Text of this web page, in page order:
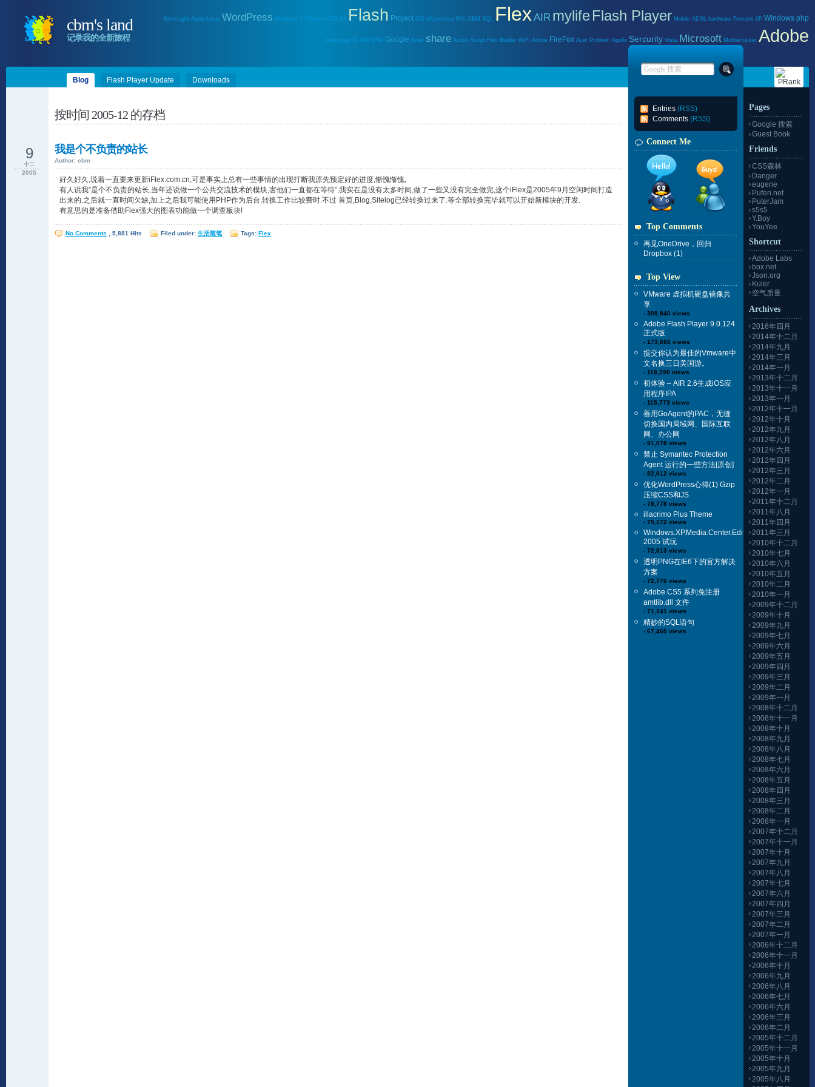
SilverLight Apple Linux WordPress Windows 7 VMware CS3 IM Flash Project iOS eXperience RIA OEM SQL Flex AIR mylifeFlash Player Mobile ADSL hardware Tencent XP Windows php
Javascript IE AMFPHP Google Boler share Action Script Flex Builder WiFi Article FireFox Acer Problem Apollo Sercurity Vista Microsoft Motherfucker Adobe
cbm's land
记录我的全新旅程
Blog Flash Player Update Downloads
按时间 2005-12 的存档
我是个不负责的站长
Author: cbm
9
十二
2005
好久好久,说着一直要来更新iFlex.com.cn,可是事实上总有一些事情的出现打断我原先预定好的进度,惭愧惭愧,
有人说我”是个不负责的站长,当年还说做一个公共交流技术的模块,害他们一直都在等待”,我实在是没有太多时间,做了一些又没有完全做完,这个iFlex是2005年9月空闲时间打造
出来的.之后就一直时间欠缺,加上之后我可能使用PHP作为后台,转换工作比较费时.不过 首页,Blog,Sitelog已经转换过来了.等全部转换完毕就可以开始新模块的开发.
有意思的是准备借助Flex强大的图表功能做一个调查板块!
No Comments , 5,881 Hits Filed under: 生活随笔 Tags: Flex
Entries(RSS)
Comments(RSS)
Connect Me
Top Comments
再见OneDrive，回归
Dropbox(1)
Top View
VMware 虚拟机硬盘镜像共
享
- 309,840 views
Adobe Flash Player 9.0.124
正式版
- 173,666 views
提交你认为最佳的Vmware中
文名换三日美国游。
- 118,290 views
初体验 – AIR 2.6生成iOS应
用程序IPA
- 115,773 views
善用GoAgent的PAC，无缝
切换国内局域网、国际互联
网、办公网
- 91,078 views
禁止 Symantec Protection
Agent 运行的一些方法[原创]
- 82,612 views
优化WordPress心得(1) Gzip
压缩CSS和JS
- 78,778 views
illacrimo Plus Theme
- 75,172 views
Windows.XP.Media.Center.Edition
2005 试玩
- 72,813 views
透明PNG在IE6下的官方解决
方案
- 72,770 views
Adobe CS5 系列免注册
amtlib.dll 文件
- 71,141 views
精妙的SQL语句
- 67,460 views
Pages
Google 搜索
Guest Book
Friends
CSS森林
Danger
eugene
Pufen.net
PuterJam
s5s5
Y.Boy
YouYee
Shortcut
Adobe Labs
box.net
Json.org
Kuler
空气质量
Archives
2016年四月
2014年十二月
2014年九月
2014年三月
2014年一月
2013年十二月
2013年十一月
2013年一月
2012年十一月
2012年十月
2012年九月
2012年八月
2012年六月
2012年四月
2012年三月
2012年二月
2012年一月
2011年十二月
2011年八月
2011年四月
2011年三月
2010年十二月
2010年七月
2010年六月
2010年五月
2010年二月
2010年一月
2009年十二月
2009年十月
2009年九月
2009年七月
2009年六月
2009年五月
2009年四月
2009年三月
2009年二月
2009年一月
2008年十二月
2008年十一月
2008年十月
2008年九月
2008年八月
2008年七月
2008年六月
2008年五月
2008年四月
2008年三月
2008年二月
2008年一月
2007年十二月
2007年十一月
2007年十月
2007年九月
2007年八月
2007年七月
2007年六月
2007年四月
2007年三月
2007年二月
2007年一月
2006年十二月
2006年十一月
2006年十月
2006年九月
2006年八月
2006年七月
2006年六月
2006年三月
2006年二月
2005年十二月
2005年十一月
2005年十月
2005年九月
2005年八月